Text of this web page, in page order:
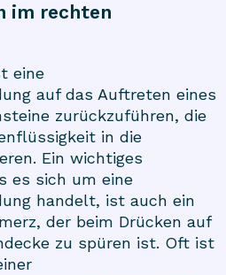
im rechten
eine
auf das Auftreten eines
zurückzuführen, die
in die
Ein wichtiges
es sich um eine
handelt, ist auch ein
der beim Drücken auf
zu spüren ist. Oft ist